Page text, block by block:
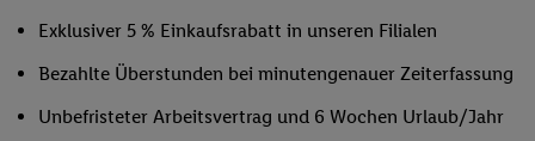
Exklusiver 5 % Einkaufsrabatt in unseren Filialen
Bezahlte Überstunden bei minutengenauer Zeiterfassung
Unbefristeter Arbeitsvertrag und 6 Wochen Urlaub/Jahr